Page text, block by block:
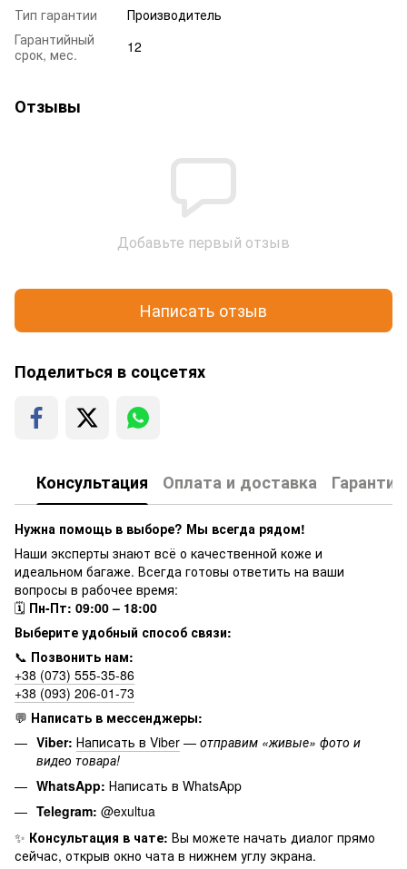
Тип гарантии
Производитель
Гарантийный
срок, мес.
12
Отзывы
Добавьте первый отзыв
Написать отзыв
Поделиться в соцсетях
Консультация Оплата и доставка Гарантия
Нужна помощь в выборе? Мы всегда рядом!
Наши эксперты знают всё о качественной коже и
идеальном багаже. Всегда готовы ответить на ваши
вопросы в рабочее время:
🗓 Пн-Пт: 09:00 – 18:00
Выберите удобный способ связи:
📞 Позвонить нам:
+38 (073) 555-35-86
+38 (093) 206-01-73
💬 Написать в мессенджеры:
Viber: Написать в Viber — отправим «живые» фото и
видео товара!
WhatsApp: Написать в WhatsApp
Telegram: @exultua
✨ Консультация в чате: Вы можете начать диалог прямо
сейчас, открыв окно чата в нижнем углу экрана.